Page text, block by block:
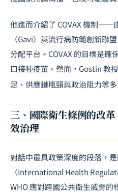
他進而介紹了 COVAX 機制——
（Gavi）與流行病防範創新聯
分配平台。COVAX 的目標是確
口接種疫苗。然而，Gostin 教
足、供應鏈瓶頸與政治阻力等多
三、國際衛生條例的改
效治理
對話中最具政策深度的段落，
（International Health
WHO 應對跨國公共衛生威脅的